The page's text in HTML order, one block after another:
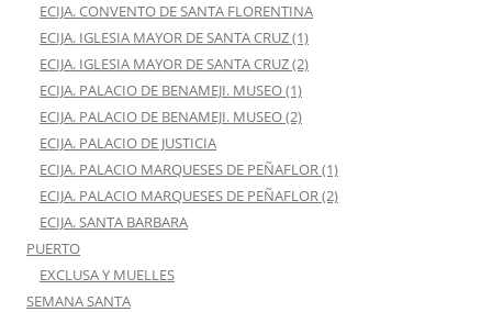
ECIJA. CONVENTO DE SANTA FLORENTINA
ECIJA. IGLESIA MAYOR DE SANTA CRUZ (1)
ECIJA. IGLESIA MAYOR DE SANTA CRUZ (2)
ECIJA. PALACIO DE BENAMEJI. MUSEO (1)
ECIJA. PALACIO DE BENAMEJI. MUSEO (2)
ECIJA. PALACIO DE JUSTICIA
ECIJA. PALACIO MARQUESES DE PEÑAFLOR (1)
ECIJA. PALACIO MARQUESES DE PEÑAFLOR (2)
ECIJA. SANTA BARBARA
PUERTO
EXCLUSA Y MUELLES
SEMANA SANTA